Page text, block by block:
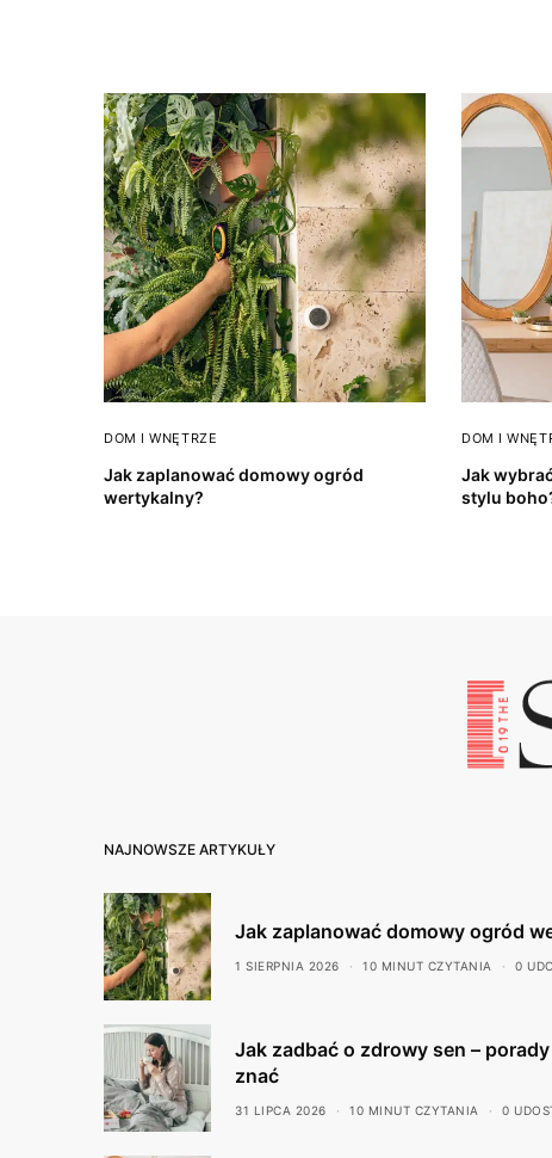
DOM I WNĘTRZE
Jak zaplanować domowy ogród
wertykalny?
DOM I
Jak
stylu
NAJNOWSZE ARTYKUŁY
Jak zaplanować domowy ogród
1 SIERPNIA 2026 10 MINUT CZYTANIA 0
Jak zadbać o zdrowy sen –
znać
31 LIPCA 2026 10 MINUT CZYTANIA 0